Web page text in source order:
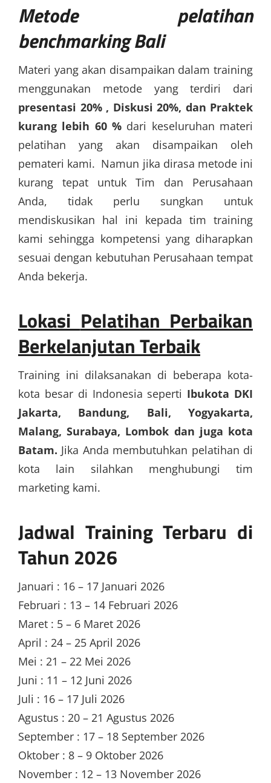
Metode pelatihan
benchmarking Bali
Materi yang akan disampaikan dalam training
menggunakan metode yang terdiri dari
presentasi 20% , Diskusi 20%, dan Praktek
kurang lebih 60 % dari keseluruhan materi
pelatihan yang akan disampaikan oleh
pemateri kami. Namun jika dirasa metode ini
kurang tepat untuk Tim dan Perusahaan
Anda, tidak perlu sungkan untuk
mendiskusikan hal ini kepada tim training
kami sehingga kompetensi yang diharapkan
sesuai dengan kebutuhan Perusahaan tempat
Anda bekerja.
Lokasi Pelatihan Perbaikan
Berkelanjutan Terbaik
Training ini dilaksanakan di beberapa kota-
kota besar di Indonesia seperti Ibukota DKI
Jakarta, Bandung, Bali, Yogyakarta,
Malang, Surabaya, Lombok dan juga kota
Batam. Jika Anda membutuhkan pelatihan di
kota lain silahkan menghubungi tim
marketing kami.
Jadwal Training Terbaru di
Tahun 2026
Januari : 16 – 17 Januari 2026
Februari : 13 – 14 Februari 2026
Maret : 5 – 6 Maret 2026
April : 24 – 25 April 2026
Mei : 21 – 22 Mei 2026
Juni : 11 – 12 Juni 2026
Juli : 16 – 17 Juli 2026
Agustus : 20 – 21 Agustus 2026
September : 17 – 18 September 2026
Oktober : 8 – 9 Oktober 2026
November : 12 – 13 November 2026